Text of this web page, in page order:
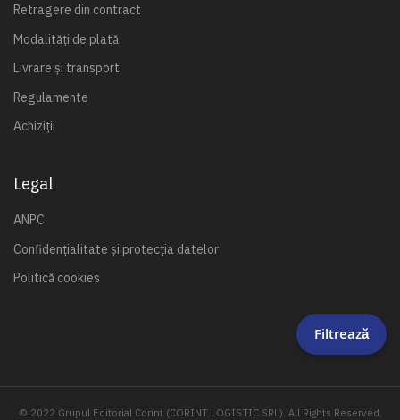
Retragere din contract
Modalități de plată
Livrare și transport
Regulamente
Achiziții
Legal
ANPC
Confidențialitate și protecția datelor
Politică cookies
© 2022 Grupul Editorial Corint (CORINT LOGISTIC SRL). All Rights Reserved.
Filtrează